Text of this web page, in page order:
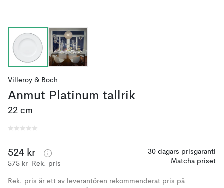
Villeroy & Boch
Anmut Platinum tallrik
22 cm
524 kr
575 kr Rek. pris
30 dagars prisgaranti
Matcha priset
Rek. pris är ett av leverantören rekommenderat pris på